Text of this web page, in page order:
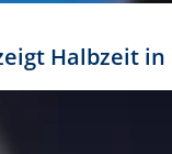
Halbzeit